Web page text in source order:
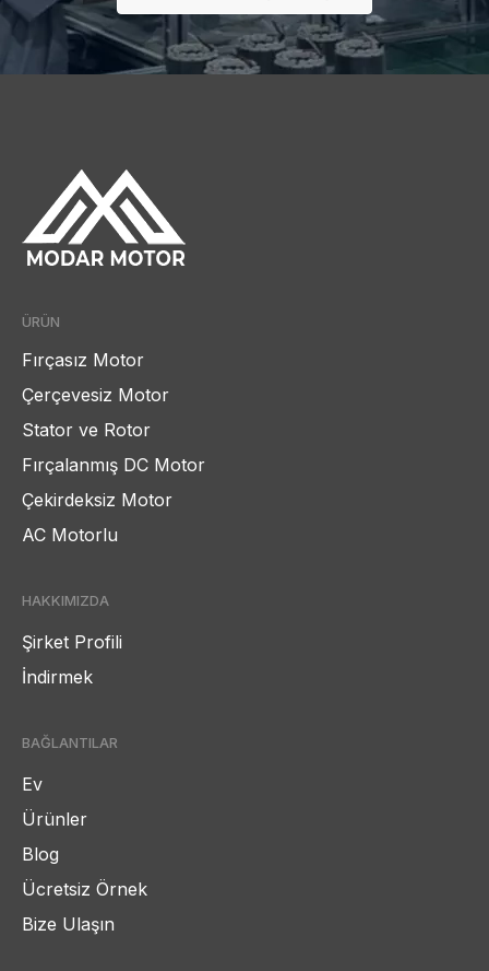
ÜRÜN
Fırçasız Motor
Çerçevesiz Motor
Stator ve Rotor
Fırçalanmış DC Motor
Çekirdeksiz Motor
AC Motorlu
HAKKIMIZDA
Şirket Profili
İndirmek
BAĞLANTILAR
Ev
Ürünler
Blog
Ücretsiz Örnek
Bize Ulaşın